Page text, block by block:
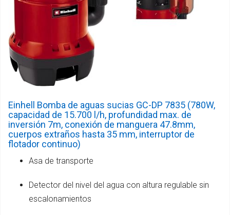
Einhell Bomba de aguas sucias GC-DP 7835 (780W,
capacidad de 15.700 l/h, profundidad max. de
inversión 7m, conexión de manguera 47.8mm,
cuerpos extraños hasta 35 mm, interruptor de
flotador continuo)
Asa de transporte
Detector del nivel del agua con altura regulable sin
escalonamientos